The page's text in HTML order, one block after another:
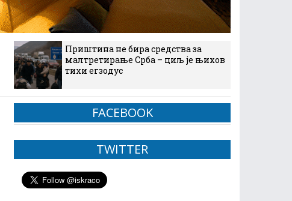
Приштина не бира средства за
малтретирање Срба – циљ је њихов
тихи егзодус
FACEBOOK
TWITTER